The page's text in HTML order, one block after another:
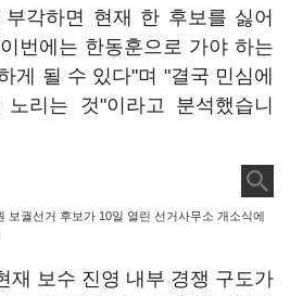
각하면 현재 한 후보를 싫어
번에는 한동훈으로 가야 하는
게 될 수 있다"며 "결국 민심에
리는 것"이라고 분석했습니
보궐선거 후보가 10일 열린 선거사무소 개소식에
재 보수 진영 내부 경쟁 구도가